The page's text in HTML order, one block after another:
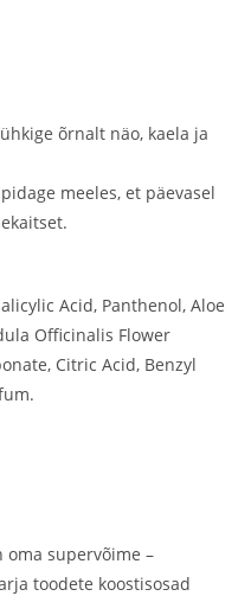
õrnalt näo, kaela ja
meeles, et päevasel
Acid, Panthenol, Aloe
Officinalis Flower
Citric Acid, Benzyl
oma supervõime –
toodete koostisosad